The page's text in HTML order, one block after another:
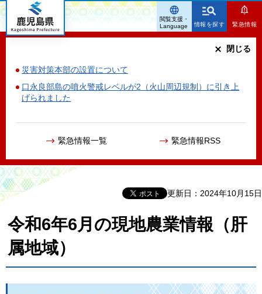
鹿児島県
情報を探す 緊急情報
災害対策本部の設置について
口永良部島の噴火警戒レベルが2（火山周辺規制）に引き上
げられました
緊急情報一覧 緊急情報RSS
閉じる
閲覧支援・
Language
更新日：2024年10月15日
令和6年6月の現地農業情報（肝
属地域）